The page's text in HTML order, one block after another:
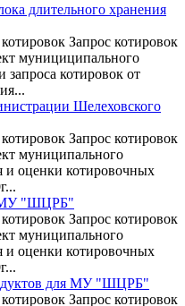
длительного хранения
Запрос котировок
мунициципального
котировок от
Шелеховского
Запрос котировок
муниципального
и оценки котировочных
МУ "ШЦРБ"
Запрос котировок
муниципального
и оценки котировочных
для МУ "ШЦРБ"
Запрос котировок